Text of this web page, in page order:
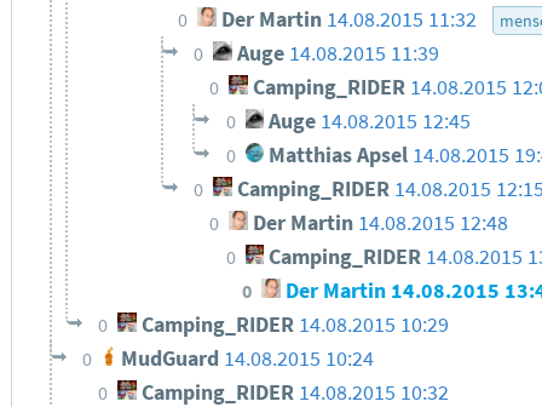
0 Der Martin 14.08.2015 11:32
0 Auge 14.08.2015 11:39
0 Camping_RIDER 14.08.2015
0 Auge 14.08.2015 12:45
0 Matthias Apsel 14.08.2015
0 Camping_RIDER 14.08.2015
0 Der Martin 14.08.2015 12:48
0 Camping_RIDER 14.08.2015
0 Der Martin 14.08.2015
0 Camping_RIDER 14.08.2015 10:29
0 MudGuard 14.08.2015 10:24
0 Camping_RIDER 14.08.2015 10:32